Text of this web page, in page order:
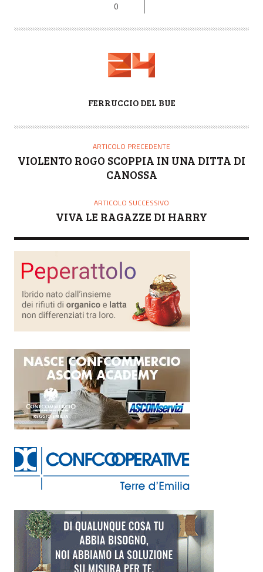
0
T
R
FERRUCCIO DEL BUE
ARTICOLO PRECEDENTE
VIOLENTO ROGO SCOPPIA IN UNA DITTA DI
CANOSSA
ARTICOLO SUCCESSIVO
VIVA LE RAGAZZE DI HARRY